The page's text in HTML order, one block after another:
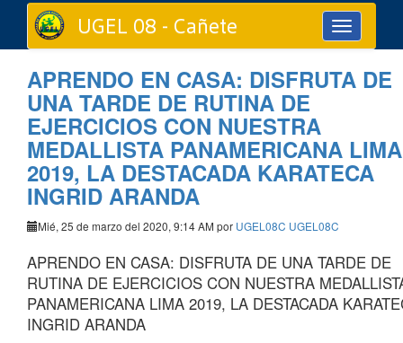
Toggle
navigation
UGEL 08 - Cañete
APRENDO EN CASA: DISFRUTA DE
UNA TARDE DE RUTINA DE
EJERCICIOS CON NUESTRA
MEDALLISTA PANAMERICANA LIMA
2019, LA DESTACADA KARATECA
INGRID ARANDA
Mié, 25 de marzo del 2020, 9:14 AM por UGEL08C UGEL08C
APRENDO EN CASA: DISFRUTA DE UNA TARDE DE
RUTINA DE EJERCICIOS CON NUESTRA
PANAMERICANA LIMA 2019, LA DESTACADA
INGRID ARANDA